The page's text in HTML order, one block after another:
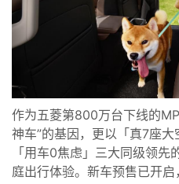
作为五菱第800万台下线的
神车”的基因，更以「真7座大
「用车0焦虑」三大同级领
庭出行体验。新车预售已开启